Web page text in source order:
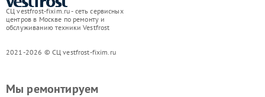
СЦ vestfrost-fixim.ru - сеть сервисных
центров в Москве по ремонту и
обслуживанию техники Vestfrost
2021-2026 © СЦ vestfrost-fixim.ru
Мы ремонтируем